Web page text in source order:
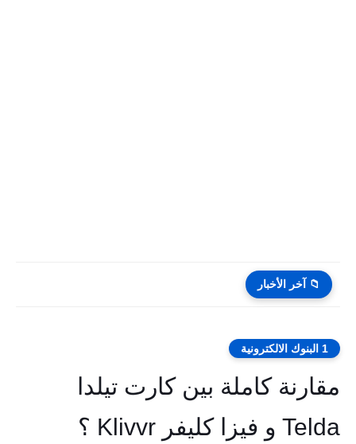
📁 آخر الأخبار
1 البنوك الالكترونية
مقارنة كاملة بين كارت تيلدا
Telda و فيزا كليفر Klivvr ؟